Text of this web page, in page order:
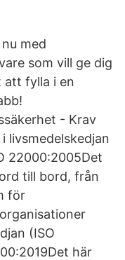
med
som vill ge dig
att fylla i en
- Krav
livsmedelskedjan
22000:2005Det
till bord, från
för
(ISO
här